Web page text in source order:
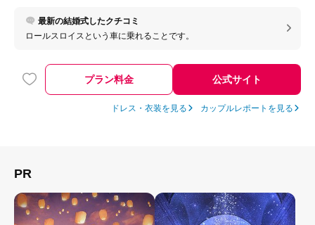
最新の結婚式したクチコミ
ロールスロイスという車に乗れることです。
プラン料金 公式サイト
ドレス・衣装を見る カップルレポートを見る
PR